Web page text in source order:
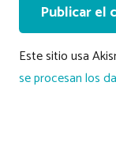
Publicar el
Este sitio usa
se procesan los